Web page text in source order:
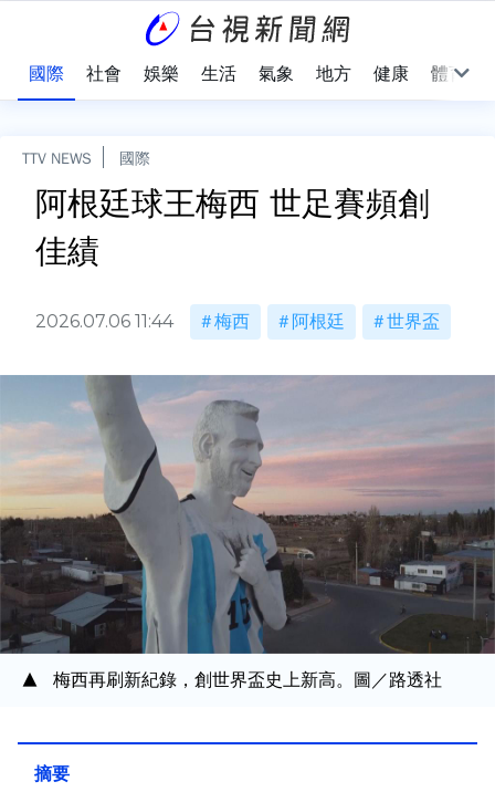
國際 社會 娛樂 生活 氣象 地方 健康 體育
TTV NEWS 國際
阿根廷球王梅西 世足賽頻創
佳績
2026.07.06 11:44 梅西 阿根廷 世界盃
梅西再刷新紀錄，創世界盃史上新高。圖／路透社